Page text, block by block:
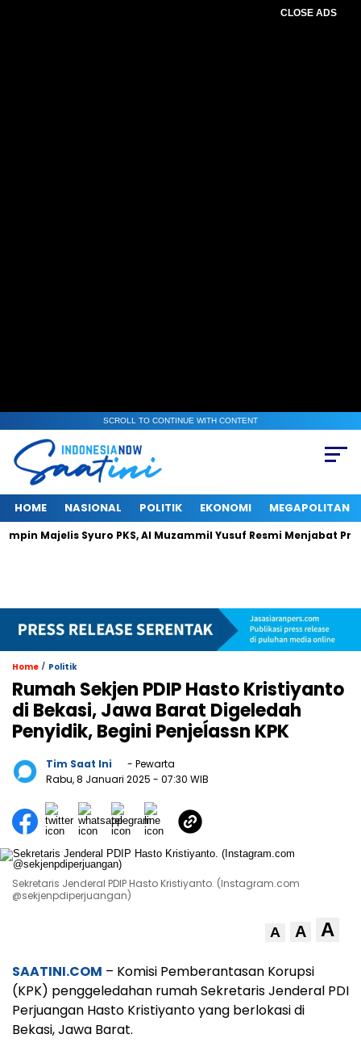
CLOSE ADS
SCROLL TO CONTINUE WITH CONTENT
HOME NASIONAL POLITIK EKONOMI MEGAPOLITAN
Syuro PKS, Al Muzammil Yusuf Resmi Menjabat Presiden
Home / Politik
Rumah Sekjen PDIP Hasto Kristiyanto
di Bekasi, Jawa Barat Digeledah
Penyidik, Begini Penjeĺassn KPK
Tim Saat Ini
- Pewarta
Rabu, 8 Januari 2025 - 07:30 WIB
Sekretaris Jenderal PDIP Hasto Kristiyanto. (Instagram.com
@sekjenpdiperjuangan)
A A A
SAATINI.COM – Komisi Pemberantasan Korupsi
(KPK) penggeledahan rumah Sekretaris Jenderal PDI
Perjuangan Hasto Kristiyanto yang berlokasi di
Bekasi, Jawa Barat.